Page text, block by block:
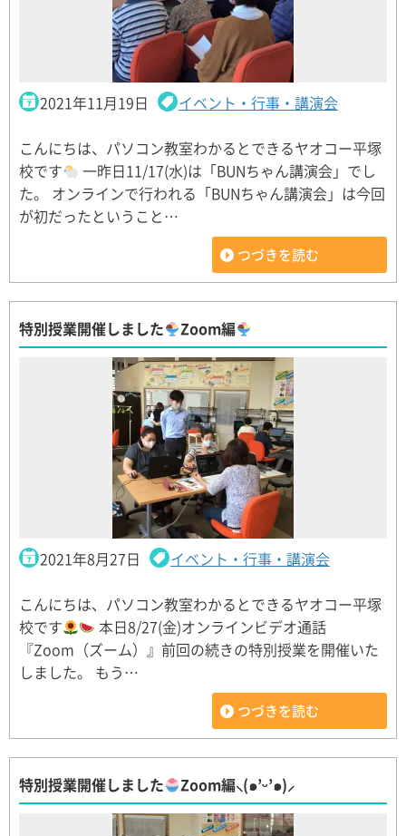
2021年11月19日 イベント・行事・講演会
こんにちは、パソコン教室わかるとできるヤオコー平塚
校です
一昨日11/17(水)は「BUNちゃん講演会」でし
た。 オンラインで行われる「BUNちゃん講演会」は今回
が初だったということ…
つづきを読む
特別授業開催しました Zoom編
2021年8月27日 イベント・行事・講演会
こんにちは、パソコン教室わかるとできるヤオコー平塚
校です
本日8/27(金)オンラインビデオ通話
『Zoom（ズーム）』前回の続きの特別授業を開催いた
しました。 もう…
つづきを読む
特別授業開催しました Zoom編⸜(๑’ᵕ’๑)⸝